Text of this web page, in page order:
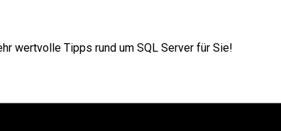
wertvolle Tipps rund umSQL Server für Sie!